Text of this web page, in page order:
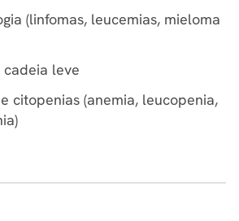
(linfomas, leucemias, mieloma
leve
citopenias (anemia, leucopenia,